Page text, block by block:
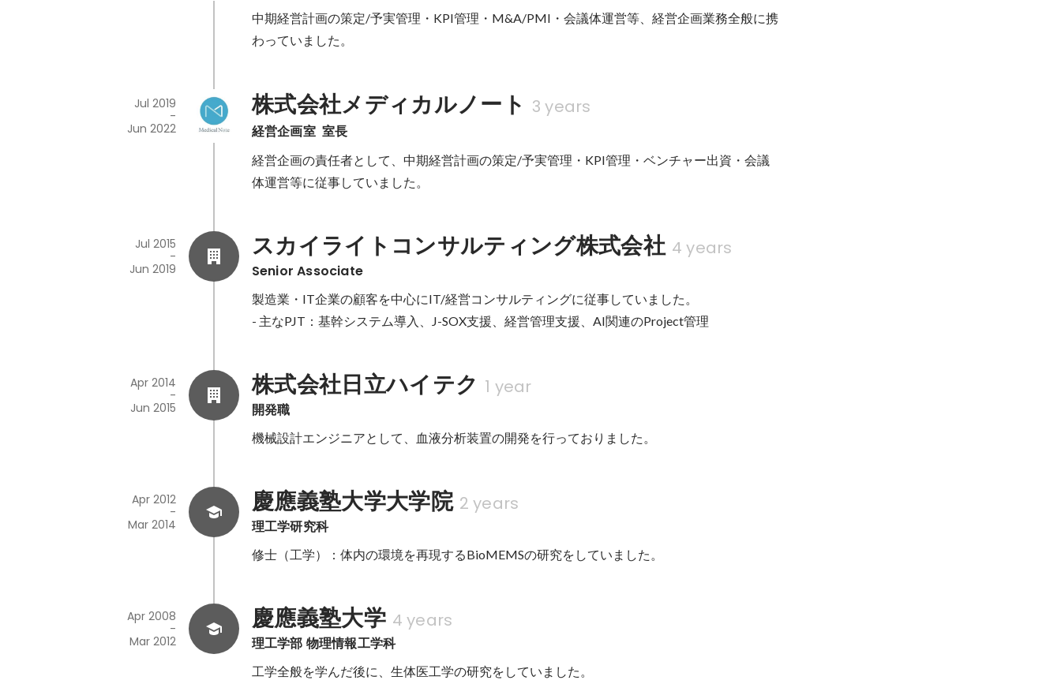
中期経営計画の策定/予実管理・KPI管理・M&A/PMI・会議体運営等、経営企画業務全般に携
わっていました。
株式会社メディカルノート 3 years
経営企画室  室長
Jul 2019
-
Jun 2022
経営企画の責任者として、中期経営計画の策定/予実管理・KPI管理・ベンチャー出資・会議
体運営等に従事していました。
スカイライトコンサルティング株式会社 4 years
Senior Associate
Jul 2015
-
Jun 2019
製造業・IT企業の顧客を中心にIT/経営コンサルティングに従事していました。
- 主なPJT：基幹システム導入、J-SOX支援、経営管理支援、AI関連のProject管理
株式会社日立ハイテク 1 year
開発職
Apr 2014
-
Jun 2015
機械設計エンジニアとして、血液分析装置の開発を行っておりました。
慶應義塾大学大学院 2 years
理工学研究科
Apr 2012
-
Mar 2014
修士（工学）：体内の環境を再現するBioMEMSの研究をしていました。
慶應義塾大学 4 years
理工学部 物理情報工学科
Apr 2008
-
Mar 2012
工学全般を学んだ後に、生体医工学の研究をしていました。